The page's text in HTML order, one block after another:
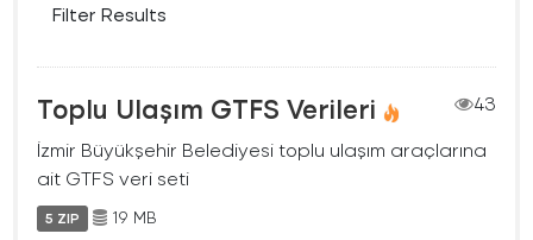
Filter Results
Toplu Ulaşım GTFS Verileri
43
İzmir Büyükşehir Belediyesi toplu ulaşım araçlarına
ait GTFS veri seti
5 ZIP 19 MB